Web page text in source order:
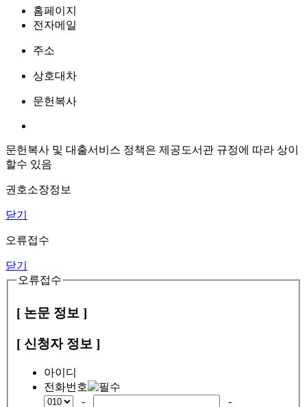
홈페이지
전자메일
주소
상호대차
문헌복사
문헌복사 및 대출서비스 정책은 제공도서관 규정에 따라 상이
할수 있음
권호소장정보
닫기
오류접수
닫기
오류접수
[ 논문 정보 ]
[ 신청자 정보 ]
아이디
전화번호
-
-